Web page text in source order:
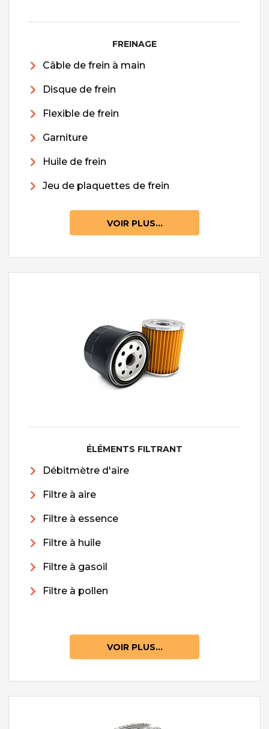
FREINAGE
Câble de frein à main
Disque de frein
Flexible de frein
Garniture
Huile de frein
Jeu de plaquettes de frein
VOIR PLUS...
ÉLÉMENTS FILTRANT
Débitmètre d'aire
Filtre à aire
Filtre à essence
Filtre à huile
Filtre à gasoil
Filtre à pollen
VOIR PLUS...